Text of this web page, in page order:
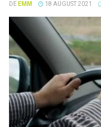
DE EMM 18 AUGUST 2021